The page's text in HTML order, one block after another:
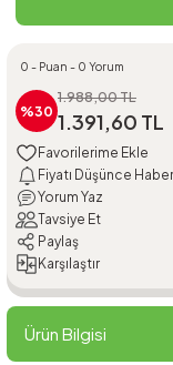
0 - Puan - 0 Yorum
%30
1.988,00 TL
1.391,60 TL
Fiyatı Düşünce
Yorum Yaz
Tavsiye Et
Paylaş
Karşılaştır
Ürün Bilgisi